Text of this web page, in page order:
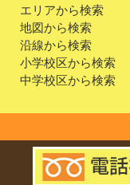
エリアから検索
地図から検索
沿線から検索
小学校区から検索
中学校区から検索